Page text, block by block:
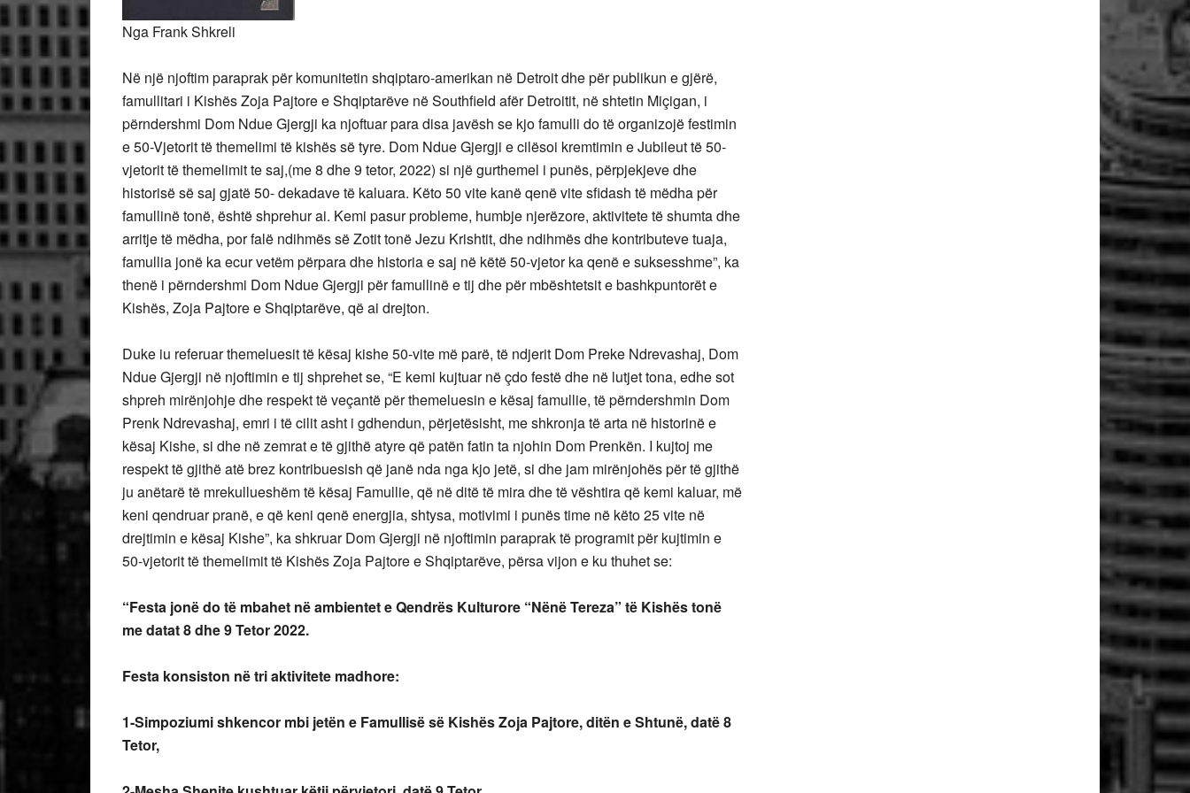
Nga Frank Shkreli
Në një njoftim paraprak për komunitetin shqiptaro-amerikan në Detroit dhe për publikun e gjërë,
famullitari i Kishës Zoja Pajtore e Shqiptarëve në Southfield afër Detroitit, në shtetin Miçigan, i
përndershmi Dom Ndue Gjergji ka njoftuar para disa javësh se kjo famulli do të organizojë festimin
e 50-Vjetorit të themelimi të kishës së tyre. Dom Ndue Gjergji e cilësoi kremtimin e Jubileut të 50-
vjetorit të themelimit te saj,(me 8 dhe 9 tetor, 2022) si një gurthemel i punës, përpjekjeve dhe
historisë së saj gjatë 50- dekadave të kaluara. Këto 50 vite kanë qenë vite sfidash të mëdha për
famullinë tonë, është shprehur ai. Kemi pasur probleme, humbje njerëzore, aktivitete të shumta dhe
arritje të mëdha, por falë ndihmës së Zotit tonë Jezu Krishtit, dhe ndihmës dhe kontributeve tuaja,
famullia jonë ka ecur vetëm përpara dhe historia e saj në këtë 50-vjetor ka qenë e suksesshme”, ka
thenë i përndershmi Dom Ndue Gjergji për famullinë e tij dhe për mbështetsit e bashkpuntorët e
Kishës, Zoja Pajtore e Shqiptarëve, që ai drejton.
Duke iu referuar themeluesit të kësaj kishe 50-vite më parë, të ndjerit Dom Preke Ndrevashaj, Dom
Ndue Gjergji në njoftimin e tij shprehet se, “E kemi kujtuar në çdo festë dhe në lutjet tona, edhe sot
shpreh mirënjohje dhe respekt të veçantë për themeluesin e kësaj famullie, të përndershmin Dom
Prenk Ndrevashaj, emri i të cilit asht i gdhendun, përjetësisht, me shkronja të arta në historinë e
kësaj Kishe, si dhe në zemrat e të gjithë atyre që patën fatin ta njohin Dom Prenkën. I kujtoj me
respekt të gjithë atë brez kontribuesish që janë nda nga kjo jetë, si dhe jam mirënjohës për të gjithë
ju anëtarë të mrekullueshëm të kësaj Famullie, që në ditë të mira dhe të vështira që kemi kaluar, më
keni qendruar pranë, e që keni qenë energjia, shtysa, motivimi i punës time në këto 25 vite në
drejtimin e kësaj Kishe”, ka shkruar Dom Gjergji në njoftimin paraprak të programit për kujtimin e
50-vjetorit të themelimit të Kishës Zoja Pajtore e Shqiptarëve, përsa vijon e ku thuhet se:
“Festa jonë do të mbahet në ambientet e Qendrës Kulturore “Nënë Tereza” të Kishës tonë
me datat 8 dhe 9 Tetor 2022.
Festa konsiston në tri aktivitete madhore:
1-Simpoziumi shkencor mbi jetën e Famullisë së Kishës Zoja Pajtore, ditën e Shtunë, datë 8
Tetor,